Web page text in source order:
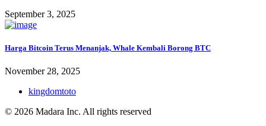
September 3, 2025
Harga Bitcoin Terus Menanjak, Whale Kembali Borong BTC
November 28, 2025
kingdomtoto
© 2026 Madara Inc. All rights reserved